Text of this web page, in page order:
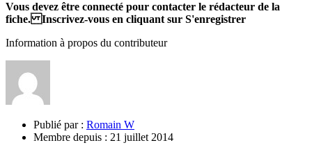
Vous devez être connecté pour contacter le rédacteur de la
fiche. Inscrivez-vous en cliquant sur S'enregistrer
Information à propos du contributeur
Publié par : Romain W
Membre depuis : 21 juillet 2014